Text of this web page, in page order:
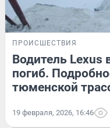
ПРОИСШЕСТВИЯ
Водитель Lexus
погиб.
тюменской
19 февраля, 2026, 16:46